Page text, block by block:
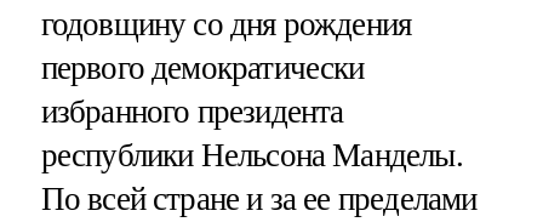
годовщину со дня рождения
первого демократически
избранного президента
республики Нельсона Манделы.
По всей стране и за ее пределами